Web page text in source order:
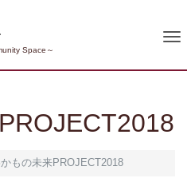
Space～
もの未来PROJECT2018